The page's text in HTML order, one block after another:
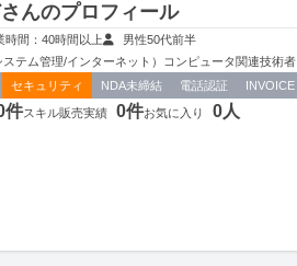
んのプロフィール
時間：40時間以上 男性50代前半
テム管理/インターネット）
コンピュータ関連技術者
セキュリティ NDA未締結 電話認証 INVOICE
件スキル販売実績 0件お気に入り 0人